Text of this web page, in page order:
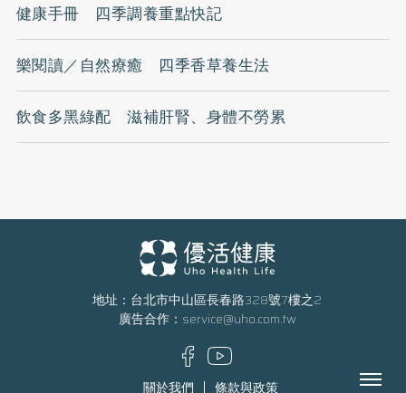
健康手冊 四季調養重點快記
樂閱讀／自然療癒 四季香草養生法
飲食多黑綠配 滋補肝腎、身體不勞累
地址：台北市中山區長春路328號7樓之2
廣告合作： service@uho.com.tw
關於我們 條款與政策 Menu